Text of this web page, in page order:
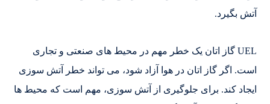
آتش بگیرد.
UEL گاز اتان یک خطر مهم در محیط های صنعتی و تجاری
است. اگر گاز اتان در هوا آزاد شود، می تواند خطر آتش سوزی
ایجاد کند. برای جلوگیری از آتش سوزی، مهم است که محیط ها